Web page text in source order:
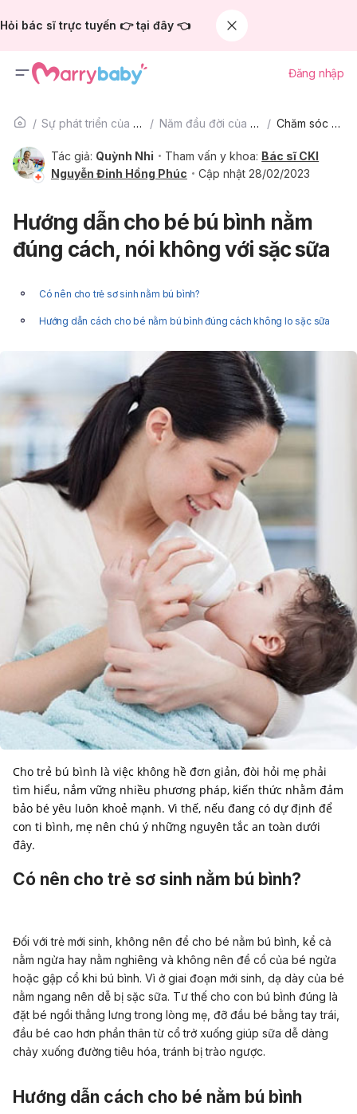
Hỏi bác sĩ trực tuyến 👉 tại đây 👈
Đăng nhập
Sự phát triển của trẻ Năm đầu đời của bé Chăm sóc bé
Tác giả: Quỳnh Nhi Tham vấn y khoa: Bác sĩ CKI
Nguyễn Đinh Hồng Phúc
Cập nhật 28/02/2023
Hướng dẫn cho bé bú bình nằm
đúng cách, nói không với sặc sữa
Có nên cho trẻ sơ sinh nằm bú bình?
Hướng dẫn cách cho bé nằm bú bình đúng cách không lo sặc sữa
Cho trẻ bú bình là việc không hề đơn giản, đòi hỏi mẹ phải
tìm hiểu, nắm vững nhiều phương pháp, kiến thức nhằm đảm
bảo bé yêu luôn khoẻ mạnh. Vì thế, nếu đang có dự định để
con ti bình, mẹ nên chú ý những nguyên tắc an toàn dưới
đây.
Có nên cho trẻ sơ sinh nằm bú bình?
Đối với trẻ mới sinh, không nên để cho bé nằm bú bình, kể cả
nằm ngửa hay nằm nghiêng và không nên để cổ của bé ngửa
hoặc gập cổ khi bú bình. Vì ở giai đoạn mới sinh, dạ dày của bé
nằm ngang nên dễ bị sặc sữa. Tư thế cho con bú bình đúng là
đặt bé ngồi thẳng lưng trong lòng mẹ, đỡ đầu bé bằng tay trái,
đầu bé cao hơn phần thân từ cổ trở xuống giúp sữa dễ dàng
chảy xuống đường tiêu hóa, tránh bị trào ngược.
Hướng dẫn cách cho bé nằm bú bình